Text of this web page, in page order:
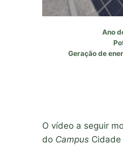
Ano
Geração de
O vídeo a seguir
do Campus